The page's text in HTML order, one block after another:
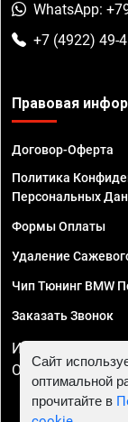
WhatsApp:
+7 (4922) 49-
Правовая
Договор-Оферта
Политика
Персональных
Формы Оплаты
Удаление
Чип Тюнинг BMW
Заказать Звонок
ИП Смирнов
ОГРНИП
Сайт
оптимальной
прочитайте в